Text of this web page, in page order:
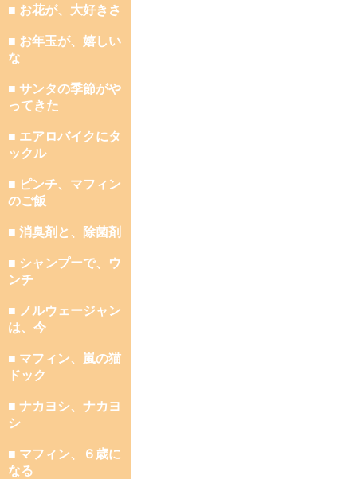
■ お花が、大好きさ
■ お年玉が、嬉しい
な
■ サンタの季節がや
ってきた
■ エアロバイクにタ
ックル
■ ピンチ、マフィン
のご飯
■ 消臭剤と、除菌剤
■ シャンプーで、ウ
ンチ
■ ノルウェージャン
は、今
■ マフィン、嵐の猫
ドック
■ ナカヨシ、ナカヨ
シ
■ マフィン、６歳に
なる